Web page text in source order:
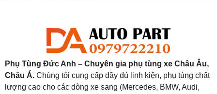
Phụ Tùng Đức Anh – Chuyên gia phụ tùng xe Châu Âu,
Châu Á. Chúng tôi cung cấp đầy đủ linh kiện, phụ tùng chất
lượng cao cho các dòng xe sang (Mercedes, BMW, Audi,